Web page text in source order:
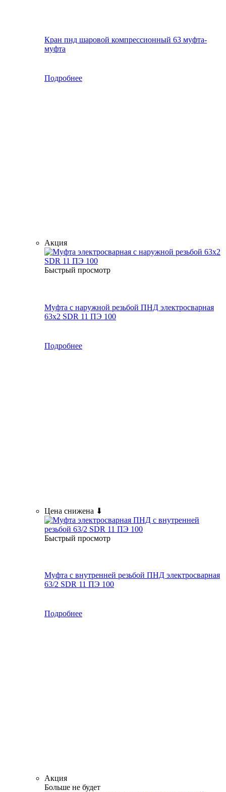
Кран пнд шаровой компрессионный 63 муфта-
муфта
Подробнее
Акция
Быстрый просмотр
Муфта с наружной резьбой ПНД электросварная
63x2 SDR 11 ПЭ 100
Подробнее
Цена снижена ⬇
Быстрый просмотр
Муфта с внутренней резьбой ПНД электросварная
63/2 SDR 11 ПЭ 100
Подробнее
Акция
Больше не будет